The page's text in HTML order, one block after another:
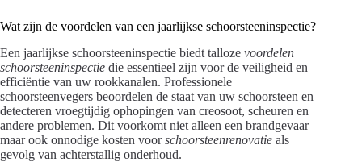
Wat zijn de voordelen van een jaarlijkse schoorsteeninspectie?
Een jaarlijkse schoorsteeninspectie biedt talloze voordelen
schoorsteeninspectie die essentieel zijn voor de veiligheid en
efficiëntie van uw rookkanalen. Professionele
schoorsteenvegers beoordelen de staat van uw schoorsteen en
detecteren vroegtijdig ophopingen van creosoot, scheuren en
andere problemen. Dit voorkomt niet alleen een brandgevaar
maar ook onnodige kosten voorschoorsteenrenovatie als
gevolg van achterstallig onderhoud.